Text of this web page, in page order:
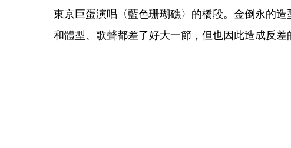
東京巨蛋演唱〈藍色珊瑚礁〉的橋段。金倒永的
和體型、歌聲都差了好大一節，但也因此造成反差